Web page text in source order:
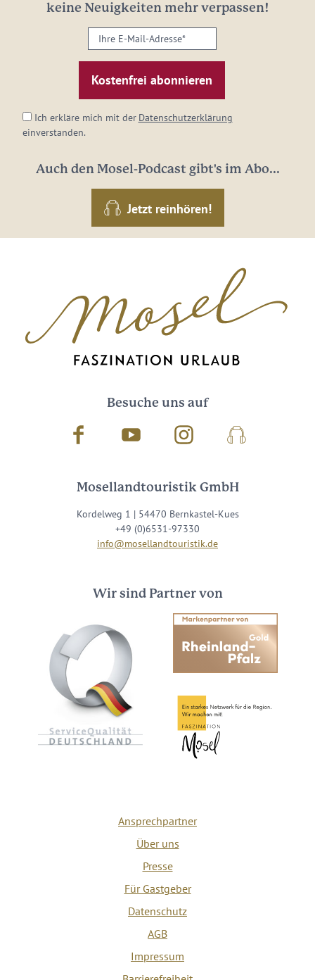
keine Neuigkeiten mehr verpassen!
Ihre
E-
Mail-
Adresse:
Ich erkläre mich mit der Datenschutzerklärung
einverstanden.
Auch den Mosel-Podcast gibt's im Abo...
Jetzt reinhören!
Besuche uns auf
Facebook Youtube InstagramPodcast
Mosellandtouristik GmbH
Kordelweg 1 | 54470 Bernkastel-Kues
+49 (0)6531-97330
info@mosellandtouristik.de
Wir sind Partner von
Ansprechpartner
Über uns
Presse
Für Gastgeber
Datenschutz
AGB
Impressum